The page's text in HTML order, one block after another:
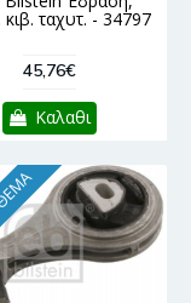
ταχυτ. - 34797
45,76€
Καλαθι